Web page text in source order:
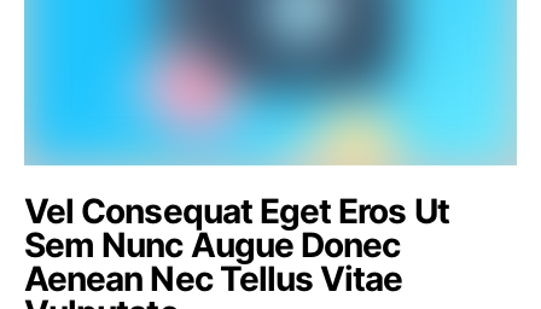
Vel Consequat Eget Eros Ut
Sem Nunc Augue Donec
Aenean Nec Tellus Vitae